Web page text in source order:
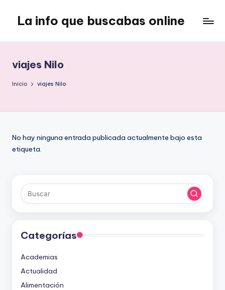
contenido
La info que buscabas online
para
aprender
y
viajes Nilo
Inicio viajes Nilo
No hay ninguna entrada publicada actualmente bajo esta
etiqueta.
Categorías
Academias
Actualidad
Alimentación